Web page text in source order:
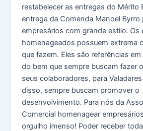
restabelecer as entregas do Mérito
entrega da Comenda Manoel Byrro
empresários com grande estilo. Os
homenageados possuem extrema
que fazem. Eles são referências
do bem que sempre buscam fazer
seus colaboradores, para
disso, sempre buscam promover o
desenvolvimento. Para nós da
Comercial homenagear
orgulho imenso! Poder receber